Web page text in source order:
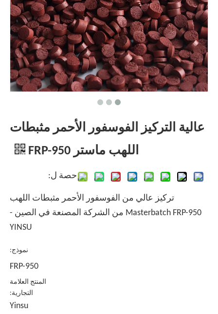
عالية التركيز الفوسفور الأحمر مثبطات
اللهب ماستر FRP-950
حصة ل:
تركيز عالي من الفوسفور الأحمر مثبطات اللهب
Masterbatch FRP-950 من الشركة المصنعة في الصين -
YINSU
نموذج:
FRP-950
المنتج العلامة
التجارية:
Yinsu